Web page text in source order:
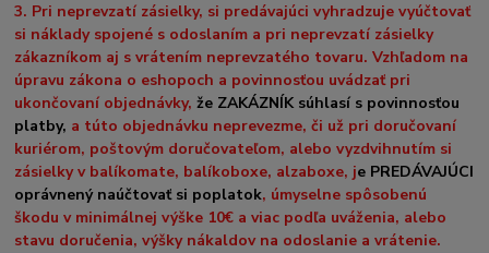
3. Pri neprevzatí zásielky, si predávajúci vyhradzuje vyúčtovať
si náklady spojené s odoslaním a pri neprevzatí zásielky
zákazníkom aj s vrátením neprevzatého tovaru. Vzhľadom na
úpravu zákona o eshopoch a povinnosťou uvádzať pri
ukončovaní objednávky,že ZAKÁZNÍK súhlasí s povinnosťou
platby, a túto objednávku neprevezme, či už pri doručovaní
kuriérom, poštovým doručovateľom, alebo vyzdvihnutím si
zásielky v balíkomate, balíkoboxe, alzaboxe, je PREDÁVAJÚCI
oprávnený naúčtovať si poplatok, úmyselne spôsobenú
škodu v minimálnej výške 10€ a viac podľa uváženia, alebo
stavu doručenia, výšky nákaldov na odoslanie a vrátenie.